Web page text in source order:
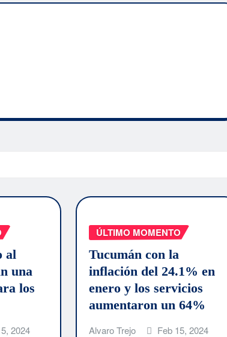
al
una
los
2024
ÚLTIMO MOMENTO
Tucumán con la
inflación del 24.1% en
enero y los servicios
aumentaron un 64%
Alvaro Trejo Feb 15, 2024